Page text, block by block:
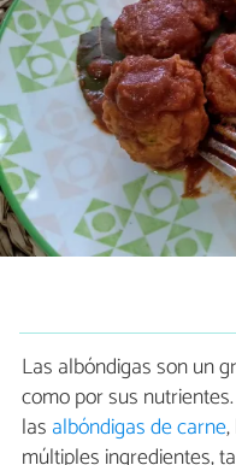
Las albóndigas son un
como por sus
las albóndigas de carne,
múltiples ingredientes,